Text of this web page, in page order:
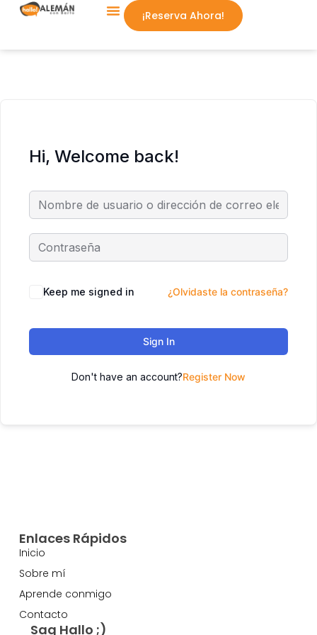
¡Reserva Ahora!
Hi, Welcome back!
Keep me signed in ¿Olvidaste la contraseña?
Sign In
Don't have an account?Register Now
Enlaces Rápidos
Inicio
Sobre mí
Aprende conmigo
Contacto
Sag Hallo ;)